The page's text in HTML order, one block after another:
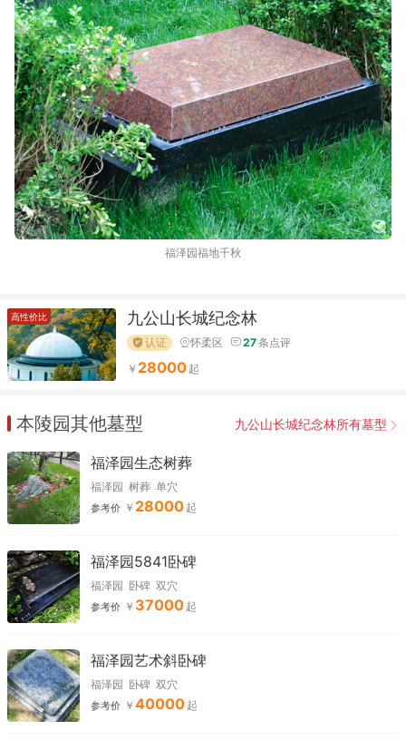
福泽园福地千秋
九公山长城纪念林
认证 怀柔区 27条点评
28000
高性价比
本陵园其他墓型 九公山长城纪念林所有墓型
福泽园生态树葬
福泽园 树葬 单穴
参考价 28000
福泽园5841卧碑
福泽园 卧碑 双穴
参考价 37000
福泽园艺术斜卧碑
福泽园 卧碑 双穴
参考价 40000